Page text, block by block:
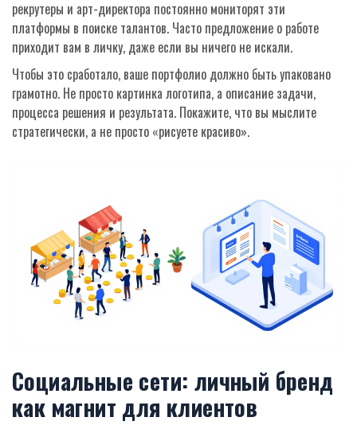
рекрутеры и арт-директора постоянно мониторят эти
платформы в поиске талантов. Часто предложение о работе
приходит вам в личку, даже если вы ничего не искали.
Чтобы это сработало, ваше портфолио должно быть упаковано
грамотно. Не просто картинка логотипа, а описание задачи,
процесса решения и результата. Покажите, что вы мыслите
стратегически, а не просто «рисуете красиво».
Социальные сети: личный бренд
как магнит для клиентов